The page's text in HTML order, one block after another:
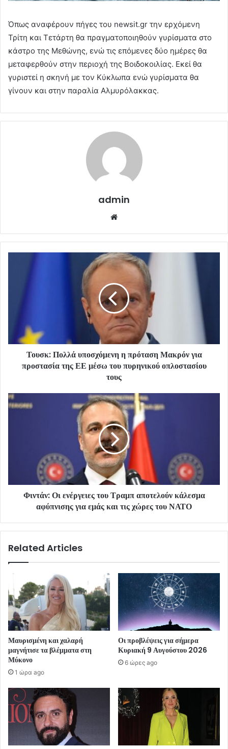
Όπως αναφέρουν πήγες του newsit.gr την ερχόμενη
Τρίτη και Τετάρτη θα πραγματοποιηθούν γυρίσματα στο
κάστρο της Μεθώνης, ενώ τις επόμενες δύο ημέρες θα
μεταφερθούν στην περιοχή της Βοιδοκοιλίας. Εκεί θα
γυριστεί η σκηνή με τον Κύκλωπα ενώ γυρίσματα θα
γίνουν και στην παραλία Αλμυρόλακκας.
admin
Τουσκ: Πολλά υποσχόμενη η πρόταση Μακρόν για
προστασία της ΕΕ μέσω του πυρηνικού οπλοστασίου
τους
Φιντάν: Οι ενέργειες του Τραμπ αποτελούν κάλεσμα
αφύπνισης για εμάς και τις χώρες του ΝΑΤΟ
Related Articles
Μαυρισμένη και χαλαρή
μαγνήτισε τα βλέμματα στη
Μύκονο
1 ώρα ago
Οι προβλέψεις για σήμερα
Κυριακή 9 Αυγούστου 2026
6 ώρες ago